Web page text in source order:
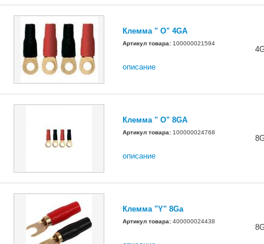
Клемма " О" 4GA
Артикул товара: 100000021594
описание
Клемма " О" 8GA
Артикул товара: 100000024768
описание
Клемма "Y" 8Ga
Артикул товара: 400000024438